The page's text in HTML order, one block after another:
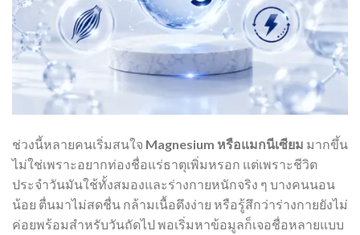
ช่วงนี้หลายคนเริ่มสนใจ Magnesium หรือแมกนีเซียม มากขึ้น
ไม่ใช่เพราะอยากท่องชื่อแร่ธาตุเพิ่มหรอก แต่เพราะชีวิต
ประจำวันมันใช้ทั้งสมองและร่างกายหนักจริง ๆ บางคนนอน
น้อย ตื่นมาไม่สดชื่น กล้ามเนื้อตึงง่าย หรือรู้สึกว่าร่างกายยังไม่
ค่อยพร้อมสำหรับวันถัดไป พอเริ่มหาข้อมูลก็เจอชื่อหลายแบบ